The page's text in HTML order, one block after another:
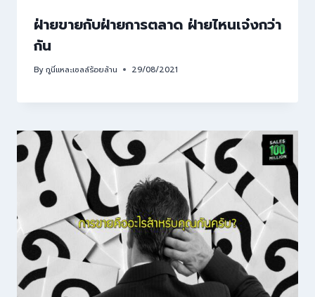
ฝ่ายขายกับฝ่ายการตลาด ฝ่ายไหนเจ๋งกว่า
กัน
Byกูนี่แหละเซลล์ร้อยล้าน 29/08/2021